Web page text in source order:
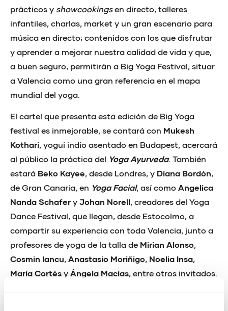
prácticos y showcookingsen directo, talleres
infantiles, charlas, market y un gran escenario para
música en directo; contenidos con los que disfrutar
y aprender a mejorar nuestra calidad de vida y que,
a buen seguro, permitirán a Big Yoga Festival, situar
a Valencia como una gran referencia en el mapa
mundial del yoga.
El cartel que presenta esta edición de Big Yoga
festival es inmejorable, se contará con Mukesh
Kothari, yogui indio asentado en Budapest, acercará
al público la práctica del Yoga Ayurveda. También
estará Beko Kayee, desde Londres, y Diana Bordón,
de Gran Canaria, en Yoga Facial, así como Angelica
Nanda Schafer y Johan Norell, creadores del Yoga
Dance Festival, que llegan, desde Estocolmo, a
compartir su experiencia con toda Valencia, junto a
profesores de yoga de la talla de Mirian Alonso,
Cosmin Iancu, Anastasio Moriñigo, Noelia Insa,
María Cortés y Ángela Macías, entre otros invitados.
Además, el festival tendrá numerosas novedades,